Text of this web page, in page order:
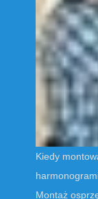
Kiedy
Montaż